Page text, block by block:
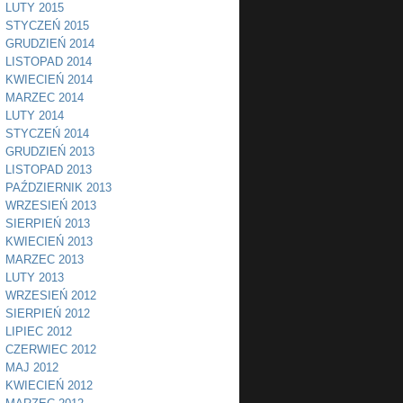
LUTY 2015
STYCZEŃ 2015
GRUDZIEŃ 2014
LISTOPAD 2014
KWIECIEŃ 2014
MARZEC 2014
LUTY 2014
STYCZEŃ 2014
GRUDZIEŃ 2013
LISTOPAD 2013
PAŹDZIERNIK 2013
WRZESIEŃ 2013
SIERPIEŃ 2013
KWIECIEŃ 2013
MARZEC 2013
LUTY 2013
WRZESIEŃ 2012
SIERPIEŃ 2012
LIPIEC 2012
CZERWIEC 2012
MAJ 2012
KWIECIEŃ 2012